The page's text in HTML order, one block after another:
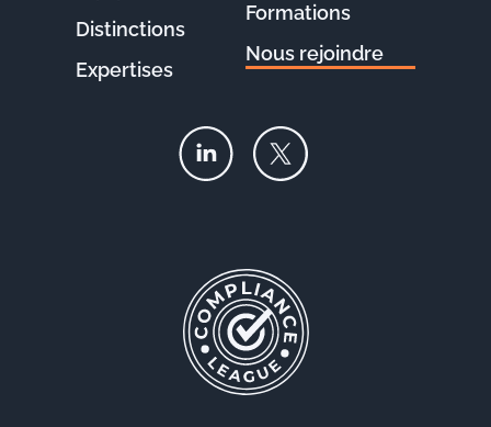
Distinctions
Expertises
Formations
Nous rejoindre